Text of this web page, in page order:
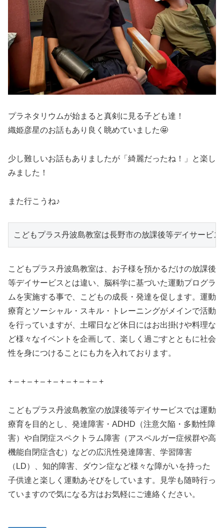
プラネタリウムが始まると真剣に見る子ども達！
織姫彦星のお話もあり良く眺めていました🤩
少し難しいお話もありましたが「綺麗だったね！」と楽し
みました！
また行こうね♪
こどもプラス丹波島教室は長野市の放課後等デイサービス
こどもプラス丹波島教室は、お子様を預かるだけの放課後
等デイサービスとは違い、脳科学に基づいた運動プログラ
ムを実施する事で、こどもの成長・発達を促します。運動
療育とソーシャル・スキル・トレーニングがメインで活動
を行っていますが、土曜日など休日にはお出掛けや料理な
ど様々なイベントを企画して、楽しく過ごすとともに社会
性を身につけることにも力を入れております。
+ – + – + – + – + – + – + – +
こどもプラス丹波島教室の放課後等デイサービスでは運動
療育を目的とし、発達障害・ADHD（注意欠陥・多動性障
害）や自閉症スペクトラム障害（アスペルガー症候群や高
機能自閉症含む）などの広汎性発達障害、学習障害
（LD）、知的障害、ダウン症など様々な障がいを持った
子供達と楽しく運動あそびをしています。見学も随時行っ
ていますので気になる方はお気軽にご連絡ください。